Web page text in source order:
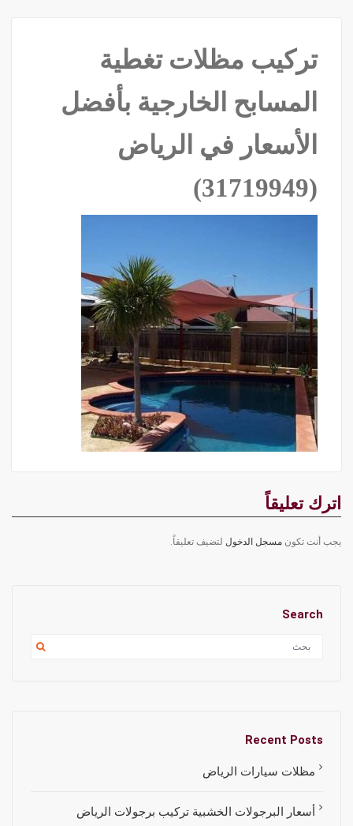
تركيب مظلات تغطية
المسابح الخارجية بأفضل
الأسعار في الرياض
‫(31719949)‬ ‫‬
اترك تعليقاً
يجب أنت تكون مسجل الدخول لتضيف تعليقاً.
Search
Recent Posts
مظلات سيارات الرياض
أسعار البرجولات الخشبية تركيب برجولات الرياض